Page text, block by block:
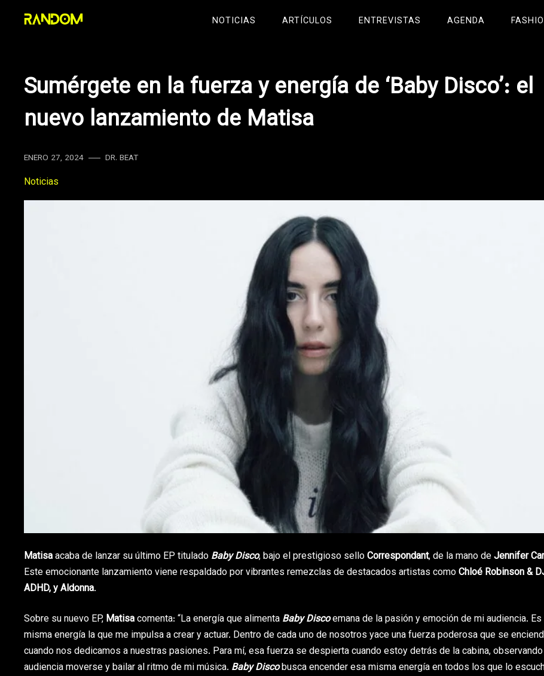
NOTICIAS ARTÍCULOS ENTREVISTAS AGENDA
Sumérgete en la fuerza y energía de ‘Baby Disco’: el
nuevo lanzamiento de Matisa
ENERO 27, 2024 DR. BEAT
Noticias
Matisaacaba de lanzar su último EP titulado Baby Disco, bajo el prestigioso selloCorrespondant, de la mano deJennifer
Este emocionante lanzamiento viene respaldado por vibrantes remezclas de destacados artistas comoChloé Robinson &
ADHD, y Aldonna.
Sobre su nuevo EP, Matisacomenta: “La energía que alimenta Baby Discoemana de la pasión y emoción de mi audiencia.
misma energía la que me impulsa a crear y actuar. Dentro de cada uno de nosotros yace una fuerza poderosa que se
cuando nos dedicamos a nuestras pasiones. Para mí, esa fuerza se despierta cuando estoy detrás de la cabina,
audiencia moverse y bailar al ritmo de mi música. Baby Discobusca encender esa misma energía en todos los que lo